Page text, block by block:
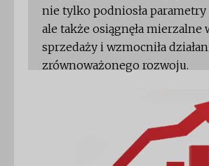
nie tylko podniosła
ale także osiągnęła mierzalne
sprzedaży i wzmocniła
zrównoważonego rozwoju.